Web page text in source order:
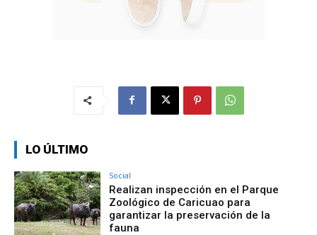
LO ÚLTIMO
Social
Realizan inspección en el Parque
Zoológico de Caricuao para
garantizar la preservación de la
fauna